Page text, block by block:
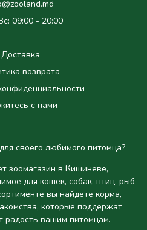
09:00 - 20:00
Доставка
возврата
с нами
своего любимого питомца?
зоомагазин в Кишиневе,
для кошек, собак, птиц, рыб
вы найдёте корма,
которые поддержат
радость вашим питомцам.